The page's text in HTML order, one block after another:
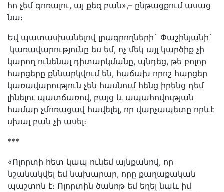
հո չեմ գոռալու, այ քեզ բան»,– ընթացքում ասաց
նա։
Եվ պատասխանելով լրագրողների` Փաշինյանի`
կառավարությունը ես եմ, ոչ մեկ այլ կարծիք չի
կարող ունենալ դիտարկմանը, պնդեց, թե բոլոր
հարցերը քննարկվում են, հաճախ որոշ հարցեր
կառավարություն չեն հասնում հենց իրենց դեմ
լինելու պատճառով, բայց և ապահովության
համար չմոռացավ հավելել, որ վարչապետը որևէ
սխալ բան չի ասել։
***
«Ոլորտի հետ կապ ունեմ այնքանով, որ
նշանակվել եմ նախարար, որը քաղաքական
պաշտոն է։ Ոլորտին ծանոթ եմ եղել նաև իմ